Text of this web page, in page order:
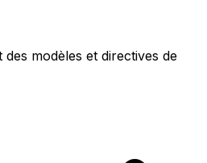
des modèles et directives de